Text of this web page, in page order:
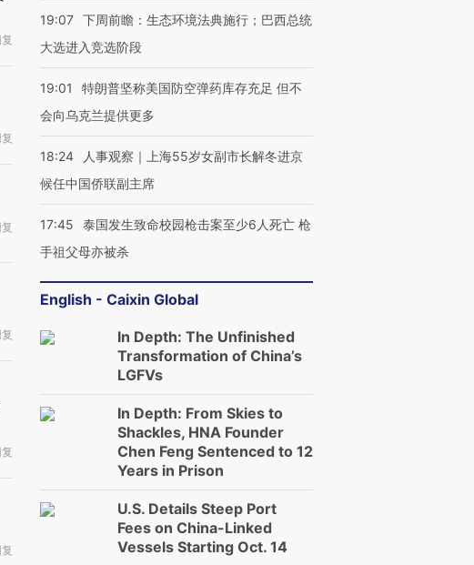
19:07 下周前瞻：生态环境法典施行；巴西总统
大选进入竞选阶段
19:01
特朗普坚称美国防空弹药库存充足 但不
会向乌克兰提供更多
18:24
人事观察｜上海55岁女副市长解冬进京
候任中国侨联副主席
17:45
泰国发生致命校园枪击案至少6人死亡 枪
手祖父母亦被杀
English - Caixin Global
In Depth: The Unfinished
Transformation of China’s
LGFVs
In Depth: From Skies to
Shackles, HNA Founder
Chen Feng Sentenced to 12
Years in Prison
U.S. Details Steep Port
Fees on China-Linked
Vessels Starting Oct. 14